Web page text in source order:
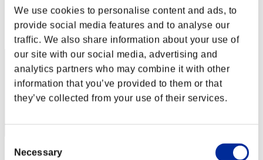
We use cookies to personalise content and ads, to
provide social media features and to analyse our
traffic. We also share information about your use of
our site with our social media, advertising and
analytics partners who may combine it with other
information that you’ve provided to them or that
they’ve collected from your use of their services.
Selection
Necessary
RANK
42
スコア: -